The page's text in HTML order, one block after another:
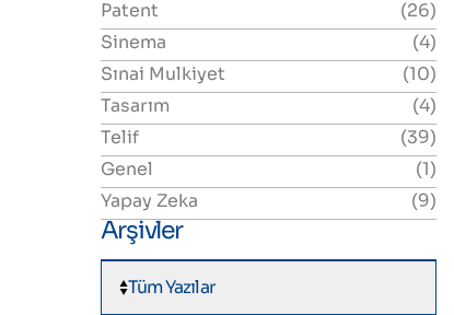
Patent
(26)
Sinema
(4)
Sınai Mulkiyet
(10)
Tasarım
(4)
Telif
(39)
Genel
(1)
Yapay Zeka
(9)
Arşivler
Tüm Yazılar